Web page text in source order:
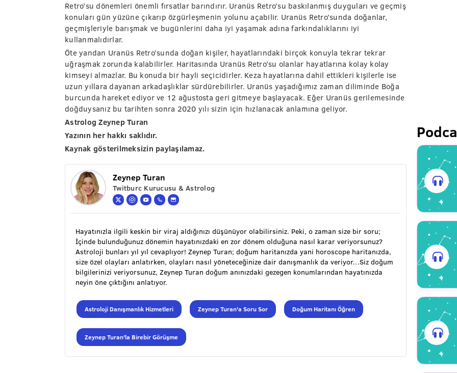
Retro’su dönemleri önemli fırsatlar barındırır. Uranüs Retro’su baskılanmış duyguları ve geçmiş
konuları gün yüzüne çıkarıp özgürleşmenin yolunu açabilir. Uranüs Retro’sunda doğanlar,
geçmişleriyle barışmak ve bugünlerini daha iyi yaşamak adına farkındalıklarını iyi
kullanmalıdırlar.
Öte yandan Uranüs Retro’sunda doğan kişiler, hayatlarındaki birçok konuyla tekrar tekrar
uğraşmak zorunda kalabilirler. Haritasında Uranüs Retro’su olanlar hayatlarına kolay kolay
kimseyi almazlar. Bu konuda bir hayli seçicidirler. Keza hayatlarına dahil ettikleri kişilerle ise
uzun yıllara dayanan arkadaşlıklar sürdürebilirler. Uranüs yaşadığımız zaman diliminde Boğa
burcunda hareket ediyor ve 12 ağustosta geri gitmeye başlayacak. Eğer Uranüs gerilemesinde
doğduysanız bu tarihten sonra 2020 yılı sizin için hızlanacak anlamına geliyor.
Astrolog Zeynep Turan
Yazının her hakkı saklıdır.
Kaynak gösterilmeksizin paylaşılamaz.
Zeynep Turan
Twitburc Kurucusu & Astrolog
Hayatınızla ilgili keskin bir viraj aldığınızı düşünüyor olabilirsiniz. Peki, o zaman size bir soru;
İçinde bulunduğunuz dönemin hayatınızdaki en zor dönem olduğuna nasıl karar veriyorsunuz?
Astroloji bunları yıl yıl cevaplıyor! Zeynep Turan; doğum haritanızda yani horoscope haritanızda,
size özel olayları anlatırken, olayları nasıl yöneteceğinize dair danışmanlık da veriyor…Siz doğum
bilgilerinizi veriyorsunuz, Zeynep Turan doğum anınızdaki gezegen konumlarından hayatınızda
neyin öne çıktığını anlatıyor.
Astroloji Danışmanlık Hizmetleri Zeynep Turan'a Soru Sor Doğum Haritanı Öğren
Zeynep Turan'la Birebir Görüşme